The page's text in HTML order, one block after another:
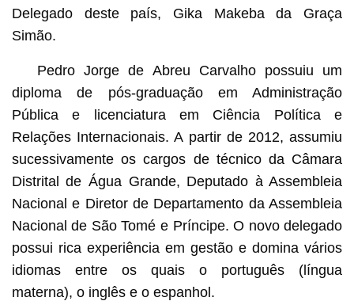
Delegado deste país, Gika Makeba da Graça
Simão.
Pedro Jorge de Abreu Carvalho possuiu um
diploma de pós-graduação em Administração
Pública e licenciatura em Ciência Política e
Relações Internacionais. A partir de 2012, assumiu
sucessivamente os cargos de técnico da Câmara
Distrital de Água Grande, Deputado à Assembleia
Nacional e Diretor de Departamento da Assembleia
Nacional de São Tomé e Príncipe. O novo delegado
possui rica experiência em gestão e domina vários
idiomas entre os quais o português (língua
materna), o inglês e o espanhol.